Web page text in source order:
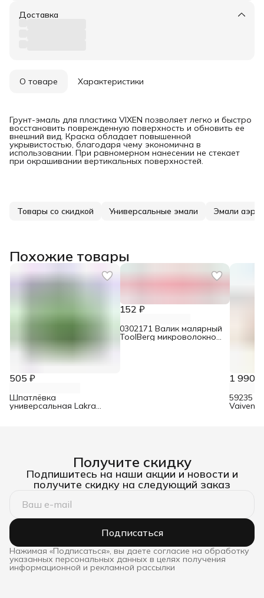
Удобный возврат
Доставка
О товаре Характеристики
Грунт-эмаль для пластика VIXEN позволяет легко и быстро
восстановить поврежденную поверхность и обновить ее
внешний вид. Краска обладает повышенной
укрывистостью, благодаря чему экономична в
использовании. При равномерном нанесении не стекает
при окрашивании вертикальных поверхностей.
Товары со скидкой Универсальные эмали Эмали
Похожие товары
505 ₽
Шпатлёвка
универсальная Lakra
152 ₽
0302171 Валик малярный
ToolBerg микроволокно
1 990 ₽
59235
Vaiven
Получите скидку
Подпишитесь на наши акции и новости и
получите скидку на следующий заказ
Подписаться
Нажимая «Подписаться», вы даете согласие на обработку
указанных персональных данных в целях получения
информационной и рекламной рассылки